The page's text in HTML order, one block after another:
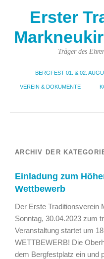
BERGFEST 01. & 02.
VEREIN & DOKUMENTE
Erster
Träger des
ARCHIV DER
Einladung zum
Wettbewerb
Der Erste Traditionsverein
Sonntag, 30.04.2023 zum
Veranstaltung startet um
WETTBEWERB! Die
dem Bergfestplatz ein und